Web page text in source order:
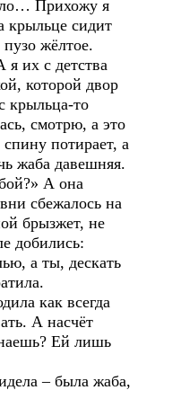
Прихожу я
крыльце сидит
жёлтое.
их с детства
которой двор
крыльца-то
смотрю, а это
потирает, а
жаба давешняя.
А она
сбежалось на
брызжет, не
добились:
а ты, дескать
как всегда
А насчёт
Ей лишь
– была жаба,